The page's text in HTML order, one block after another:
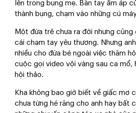
lên trong bụng mẹ. Bàn tay ấm áp
thành bụng, chạm vào những cú
Một đứa trẻ chưa ra đời nhưng cũng
cái chạm tay yêu thương. Nhưng
nhiều cho đứa bé ngoài việc thăm
cuộc gọi video vội vàng sau ca mổ,
hội thảo.
Kha không bao giờ biết về giấc mơ
chưa từng hé răng cho anh hay bất